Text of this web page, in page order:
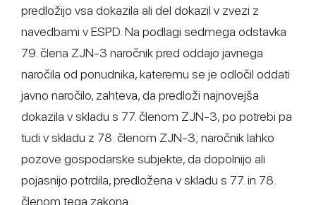
predložijo vsa dokazila ali del dokazil v zvezi z
navedbami v ESPD. Na podlagi sedmega odstavka
79. člena ZJN-3 naročnik pred oddajo javnega
naročila od ponudnika, kateremu se je odločil oddati
javno naročilo, zahteva, da predloži najnovejša
dokazila v skladu s 77. členom ZJN-3, po potrebi pa
tudi v skladu z 78. členom ZJN-3; naročnik lahko
pozove gospodarske subjekte, da dopolnijo ali
pojasnijo potrdila, predložena v skladu s 77. in 78.
členom tega zakona.